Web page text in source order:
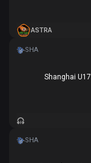
ASTRA
Shanghai U17